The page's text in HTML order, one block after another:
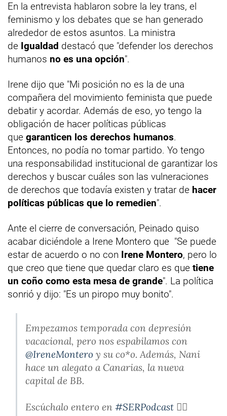
En la entrevista hablaron sobre la ley trans, el
feminismo y los debates que se han generado
alrededor de estos asuntos. La ministra
de Igualdad destacó que "defender los derechos
humanos no es una opción".
Irene dijo que "Mi posición no es la de una
compañera del movimiento feminista que puede
debatir y acordar. Además de eso, yo tengo la
obligación de hacer políticas públicas
que garanticen los derechos humanos.
Entonces, no podía no tomar partido. Yo tengo
una responsabilidad institucional de garantizar los
derechos y buscar cuáles son las vulneraciones
de derechos que todavía existen y tratar de hacer
políticas públicas que lo remedien".
Ante el cierre de conversación, Peinado quiso
acabar diciéndole a Irene Montero que "Se puede
estar de acuerdo o no con Irene Montero, pero lo
que creo que tiene que quedar claro es que tiene
un coño como esta mesa de grande". La política
sonrió y dijo: "Es un piropo muy bonito".
Empezamos temporada con depresión
vacacional, pero nos espabilamos con
@IreneMontero y su co*o. Además, Nani
hace un alegato a Canarias, la nueva
capital de BB.
Escúchalo entero en #SERPodcast 👉🏻